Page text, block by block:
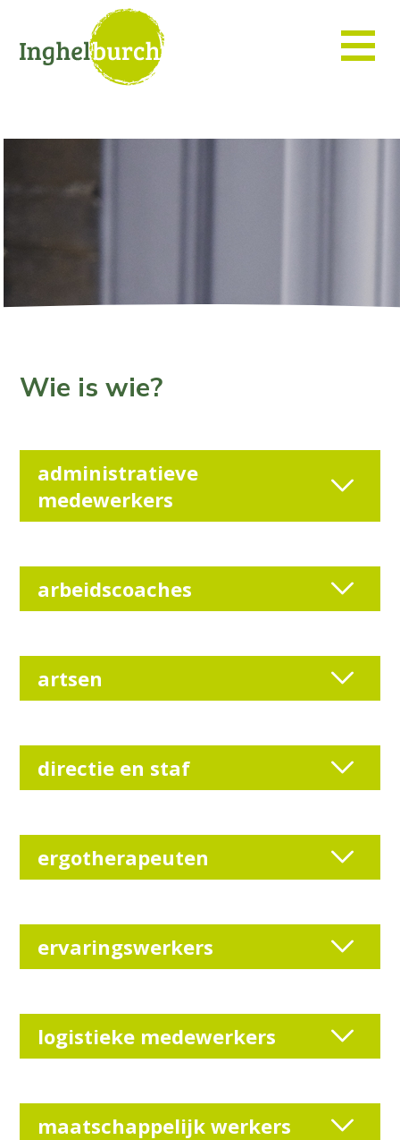
Wie is wie?
administratieve
medewerkers
arbeidscoaches
artsen
directie en staf
ergotherapeuten
ervaringswerkers
logistieke medewerkers
maatschappelijk werkers